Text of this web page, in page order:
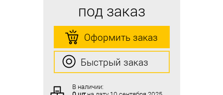
под заказ
Оформить заказ
Быстрый заказ
В наличии:
под заказ
Оформить заказ
Быстрый заказ
В наличии: